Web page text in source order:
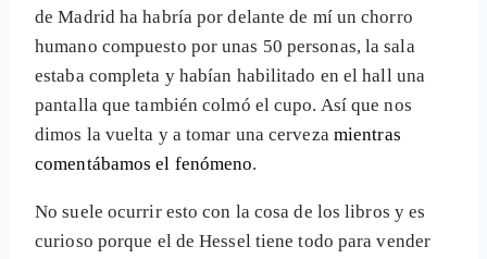
de Madrid ha habría por delante de mí un chorro
humano compuesto por unas 50 personas, la sala
estaba completa y habían habilitado en el hall una
pantalla que también colmó el cupo. Así que nos
dimos la vuelta y a tomar una cerveza mientras
comentábamos el fenómeno.
No suele ocurrir esto con la cosa de los libros y es
curioso porque el de Hessel tiene todo para vender